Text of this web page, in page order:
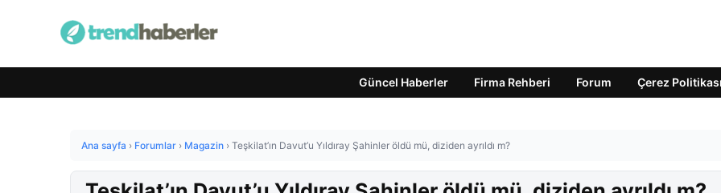
Güncel Haberler Firma Rehberi Forum Çerez Politikası
Ana sayfa › Forumlar › Magazin › Teşkilat’ın Davut’u Yıldıray Şahinler öldü mü, diziden ayrıldı m?